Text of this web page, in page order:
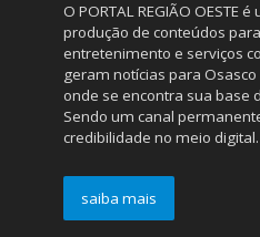
O PORTAL REGIÃO OESTE
produção de conteúdos
entretenimento e serviços
geram notícias para
onde se encontra sua base
Sendo um canal
credibilidade no meio digital.
saiba mais